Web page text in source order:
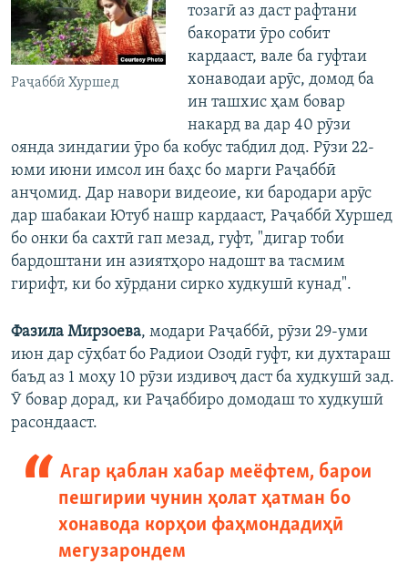
Раҷаббӣ Хуршед
тозагӣ аз даст рафтани
бакорати ӯро собит
кардааст, вале ба гуфтаи
хонаводаи арӯс, домод ба
ин ташхис ҳам бовар
накард ва дар 40 рӯзи
оянда зиндагии ӯро ба кобус табдил дод. Рӯзи 22-
юми июни имсол ин баҳс бо марги Раҷаббӣ
анҷомид. Дар навори видеоие, ки бародари арӯс
дар шабакаи Ютуб нашр кардааст, Раҷаббӣ Хуршед
бо онки ба сахтӣ гап мезад, гуфт, "дигар тоби
бардоштани ин азиятҳоро надошт ва тасмим
гирифт, ки бо хӯрдани сирко худкушӣ кунад".
Фазила Мирзоева, модари Раҷаббӣ, рӯзи 29-уми
июн дар сӯҳбат бо Радиои Озодӣ гуфт, ки духтараш
баъд аз 1 моҳу 10 рӯзи издивоҷ даст ба худкушӣ зад.
Ӯ бовар дорад, ки Раҷаббиро домодаш то худкушӣ
расондааст.
Агар қаблан хабар меёфтем, барои
пешгирии чунин ҳолат ҳатман бо
хонавода корҳои фаҳмондадиҳӣ
мегузарондем